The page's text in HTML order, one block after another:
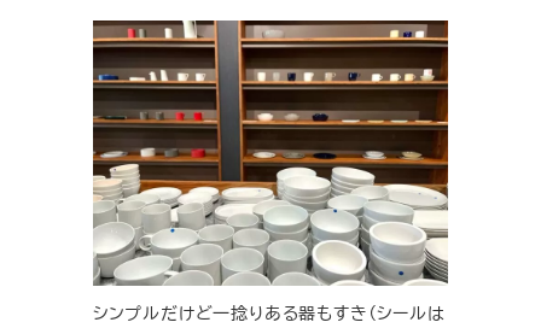
シンプルだけど一捻りある器もすき（シールは